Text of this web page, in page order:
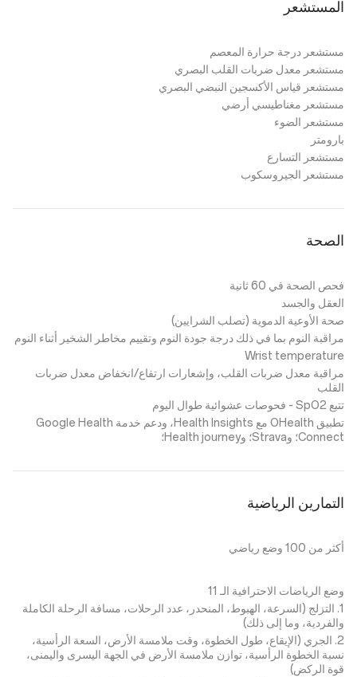
المستشعر
مستشعر درجة حرارة المعصم
مستشعر معدل ضربات القلب البصري
مستشعر قياس الأكسجين النبضي البصري
مستشعر مغناطيسي أرضي
مستشعر الضوء
بارومتر
مستشعر التسارع
مستشعر الجيروسكوب
الصحة
فحص الصحة في 60 ثانية
العقل والجسد
صحة الأوعية الدموية (تصلب الشرايين)
مراقبة النوم بما في ذلك درجة جودة النوم وتقييم مخاطر الشخير أثناء النوم
Wrist temperature
مراقبة معدل ضربات القلب، وإشعارات ارتفاع/انخفاض معدل ضربات
القلب
تتبع SpO2 - فحوصات عشوائية طوال اليوم
تطبيق OHealth مع Health Insights، ودعم خدمة Google Health
Connect؛ وStrava؛ وHealth journey؛
التمارين الرياضية
أكثر من 100 وضع رياضي
وضع الرياضات الاحترافية الـ 11
1. التزلج (السرعة، الهبوط، المنحدر، عدد الرحلات، مسافة الرحلة الكاملة
والفردية، وما إلى ذلك)
2. الجري (الإيقاع، طول الخطوة، وقت ملامسة الأرض، السعة الرأسية،
نسبة الخطوة الرأسية، توازن ملامسة الأرض في الجهة اليسرى واليمنى،
قوة الركض)